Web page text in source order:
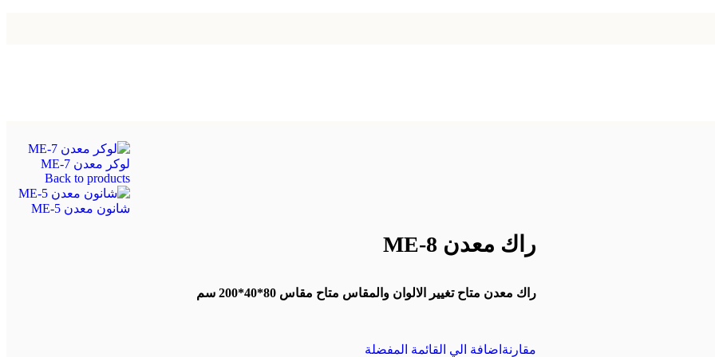
لوكر معدن ME-7
Back to products
شانون معدن ME-5
راك معدن ME-8
راك معدن متاح تغيير الالوان والمقاس متاح مقاس 80*40*200 سم
مقارنة اضافة الي القائمة المفضلة